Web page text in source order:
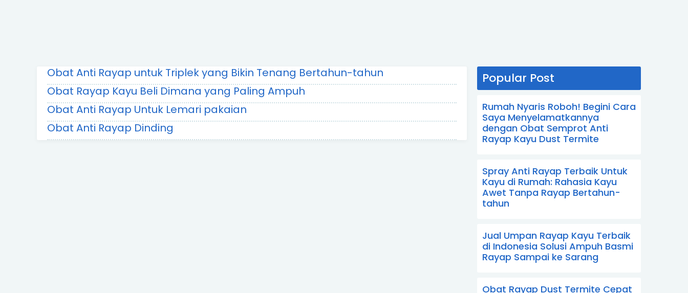
Obat Anti Rayap untuk Triplek yang Bikin Tenang Bertahun-tahun
Obat Rayap Kayu Beli Dimana yang Paling Ampuh
Obat Anti Rayap Untuk Lemari pakaian
Obat Anti Rayap Dinding
Popular Post
Rumah Nyaris Roboh! Begini Cara
Saya Menyelamatkannya
dengan Obat Semprot Anti
Rayap Kayu Dust Termite
Spray Anti Rayap Terbaik Untuk
Kayu di Rumah: Rahasia Kayu
Awet Tanpa Rayap Bertahun-
tahun
Jual Umpan Rayap Kayu Terbaik
di Indonesia Solusi Ampuh Basmi
Rayap Sampai ke Sarang
Obat Rayap Dust Termite Cepat